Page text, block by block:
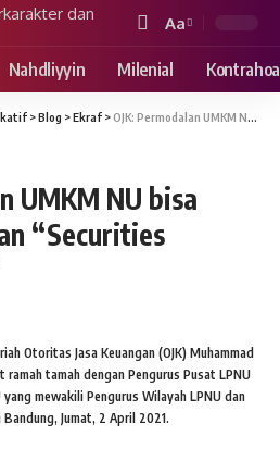
Font
Resizer
Aa
Nahdliyyin Milenial
>Blog >Ekraf >OJK: Permodalan UMKM NU bisa diperkuat dengan “Securities CrowdFunding”
UMKM NU bisa
“Securities
Otoritas Jasa Keuangan (OJK) Muhammad
tamah dengan Pengurus Pusat LPNU
mewakili Pengurus Wilayah LPNU dan
Jumat, 2 April 2021.